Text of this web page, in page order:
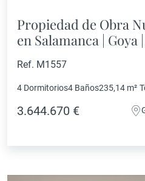
Propiedad de Obra
en Salamanca | Goya
Ref. M1557
4 Dormitorios4 Baños235,14 m²
3.644.670 €